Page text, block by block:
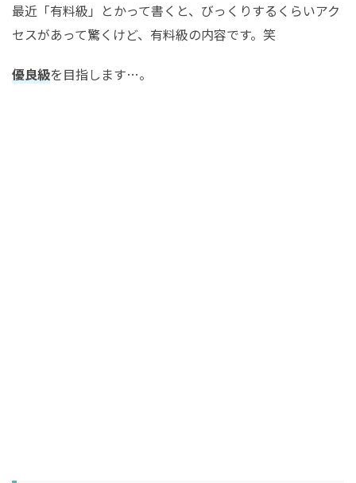
最近「有料級」とかって書くと、びっくりするくらいアク
セスがあって驚くけど、有料級の内容です。笑
優良級を目指します…。